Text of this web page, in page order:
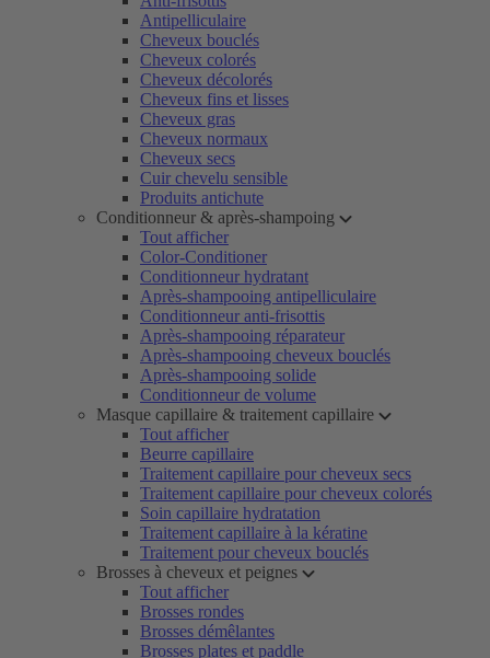
Antipelliculaire
Cheveux bouclés
Cheveux colorés
Cheveux décolorés
Cheveux fins et lisses
Cheveux gras
Cheveux normaux
Cheveux secs
Cuir chevelu sensible
Produits antichute
Conditionneur & après-shampoing
Tout afficher
Color-Conditioner
Conditionneur hydratant
Après-shampooing antipelliculaire
Conditionneur anti-frisottis
Après-shampooing réparateur
Après-shampooing cheveux bouclés
Après-shampooing solide
Conditionneur de volume
Masque capillaire & traitement capillaire
Tout afficher
Beurre capillaire
Traitement capillaire pour cheveux secs
Traitement capillaire pour cheveux colorés
Soin capillaire hydratation
Traitement capillaire à la kératine
Traitement pour cheveux bouclés
Brosses à cheveux et peignes
Tout afficher
Brosses rondes
Brosses démêlantes
Brosses plates et paddle